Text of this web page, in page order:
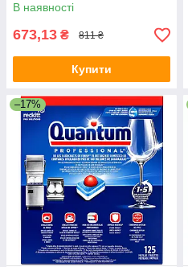
В наявності
673,13 ₴ 811 ₴
Купити
–17%